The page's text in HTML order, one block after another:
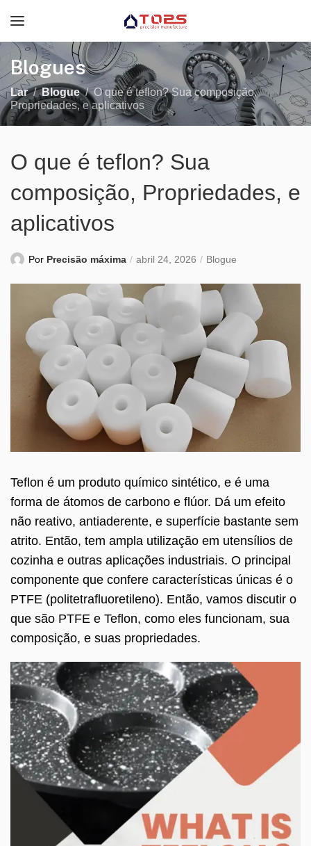
Blogues
Lar Blogue
O que é teflon? Sua composição,
Propriedades, e aplicativos
O que é teflon? Sua
composição, Propriedades, e
aplicativos
Por Precisão máxima abril 24, 2026 Blogue
Teflon é um produto químico sintético, e é uma
forma de átomos de carbono e flúor. Dá um efeito
não reativo, antiaderente, e superfície bastante sem
atrito. Então, tem ampla utilização em utensílios de
cozinha e outras aplicações industriais. O principal
componente que confere características únicas é o
PTFE (politetrafluoretileno). Então, vamos discutir o
que são PTFE e Teflon, como eles funcionam, sua
composição, e suas propriedades.